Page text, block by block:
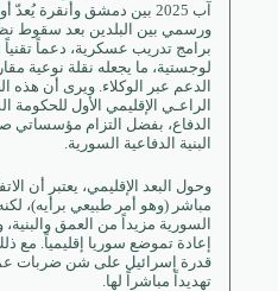
آب 2025 بين دمشق وأنقرة
ورسمي بين البلدين بعد سقوط
برامج تدريب عسكرية، دعماً
لوجستية، ما يجعله نقلة نوعية
الدعم عبر الوكلاء. ويرى أن
الراعـي الإقليمي الأول
الدفاع، بفضل التزام
البنية الدفاعية السورية.
وحول البعد الإقليمي، يعتبر أن
مباشر (وهو أمر طبيعي برأيه)،
السورية مزيداً من العمق
إعادة تموضع سوريا إقليمياً. مع
قدرة إسرائيل على شن ضربات
تهديداً مباشراً لها.